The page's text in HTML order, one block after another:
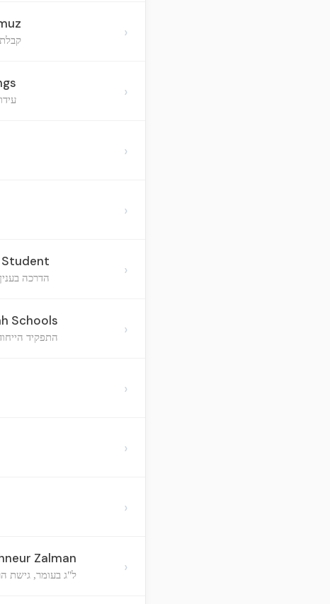
›
›
›
›
Student
הדרכה ›
Schools
התפקיד ›
›
›
›
Zalman
ל"ג בעומר, גישת ›